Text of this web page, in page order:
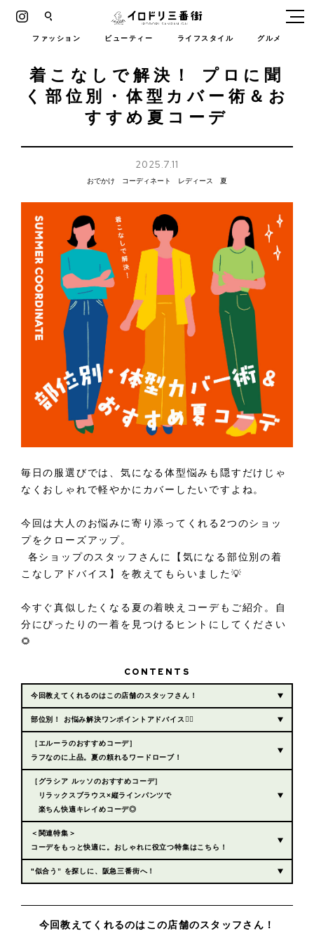
ファッション ビューティー ライフスタイル グルメ
Instagram
着こなしで解決！ プロに聞
く部位別・体型カバー術＆お
すすめ夏コーデ
2025.7.11
おでかけ コーディネート レディース 夏
毎日の服選びでは、気になる体型悩みも隠すだけじゃ
なくおしゃれで軽やかにカバーしたいですよね。
今回は大人のお悩みに寄り添ってくれる2つのショッ
プをクローズアップ。
各ショップのスタッフさんに【気になる部位別の着
こなしアドバイス】を教えてもらいました💡
今すぐ真似したくなる夏の着映えコーデもご紹介。自
分にぴったりの一着を見つけるヒントにしてください
🌻
CONTENTS
今回教えてくれるのはこの店舗のスタッフさん！
部位別！ お悩み解決ワンポイントアドバイス☝🏻
［エルーラのおすすめコーデ］
ラフなのに上品。夏の頼れるワードローブ！
［グラシア ルッソのおすすめコーデ］
リラックスブラウス×縦ラインパンツで
楽ちん快適キレイめコーデ◎
＜関連特集＞
コーデをもっと快適に。おしゃれに役立つ特集はこちら！
"似合う” を探しに、阪急三番街へ！
今回教えてくれるのはこの店舗のスタッフさん！